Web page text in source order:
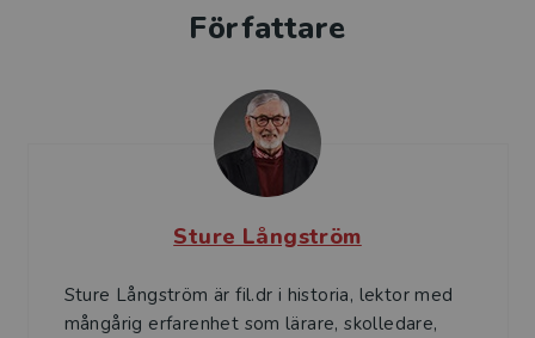
Fungerar på dator, surfplatta och till stor del i mobil.
I det digitala läromedlet kan eleverna söka i
innehållet. De kan också göra egna anteckningar och
markera viktiga stycken i texten. Anteckningarna
sparas automatiskt och kan enkelt samlas ihop och
Elevlicens – Digitalt säljs som enanvändarlicens och
är giltig ett år från aktiveringsdatum.
Författare
Sture Långström
Sture Långström är fil.dr i historia, lektor med
mångårig erfarenhet som lärare, skolledare,